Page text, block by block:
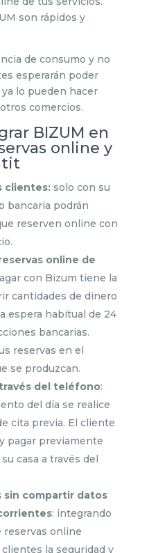
son rápidos y
de consumo y no
esperarán poder
lo pueden hacer
comercios.
BIZUM en
online y
clientes:solo con su
bancaria podrán
reserven online con
online de
con Bizum tiene la
cantidades de dinero
espera habitual de 24
bancarias.
reservas en el
se produzcan.
del teléfono:
del día se realice
cita previa. El cliente
pagar previamente
casa a través del
sin compartir datos
: integrando
reservas online
la seguridad y